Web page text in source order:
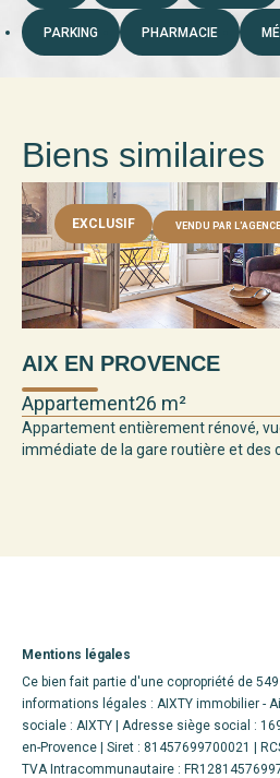
PARKING PHARMACIE
Biens similaires
EXCLUSIF VENDU PAR L'AGENCE
AIX EN PROVENCE
Appartement26 m²
Appartement entièrement rénové,
immédiate de la gare routière et des
Mentions légales
Ce bien fait partie d'une copropriété de
informations légales : AIXTY immobilier -
sociale : AIXTY | Adresse siège social :
en-Provence | Siret : 81457699700021 |
TVA Intracommunautaire :